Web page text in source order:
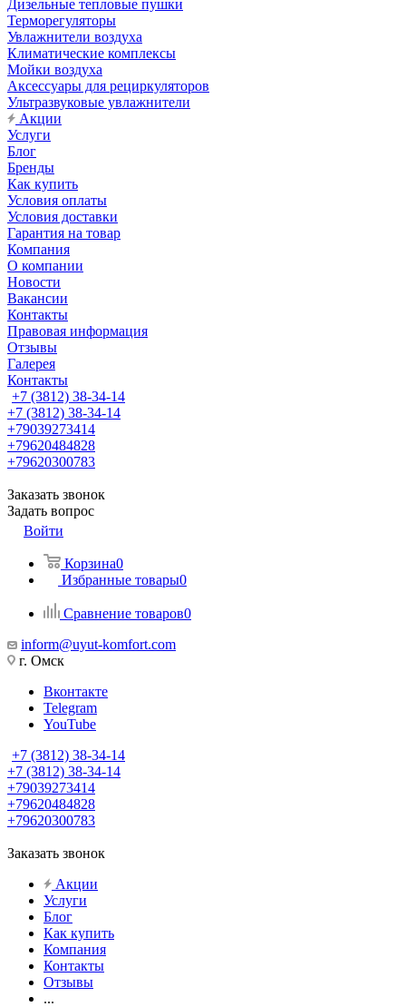
Дизельные тепловые пушки
Терморегуляторы
Увлажнители воздуха
Климатические комплексы
Мойки воздуха
Аксессуары для рециркуляторов
Ультразвуковые увлажнители
Акции
Услуги
Блог
Бренды
Как купить
Условия оплаты
Условия доставки
Гарантия на товар
Компания
О компании
Новости
Вакансии
Контакты
Правовая информация
Отзывы
Галерея
Контакты
+7 (3812) 38-34-14
+7 (3812) 38-34-14
+79039273414
+79620484828
+79620300783
Заказать звонок
Задать вопрос
Войти
Корзина0
Избранные товары0
Сравнение товаров0
inform@uyut-komfort.com
г. Омск
Вконтакте
Telegram
YouTube
+7 (3812) 38-34-14
+7 (3812) 38-34-14
+79039273414
+79620484828
+79620300783
Заказать звонок
Акции
Услуги
Блог
Как купить
Компания
Контакты
Отзывы
...